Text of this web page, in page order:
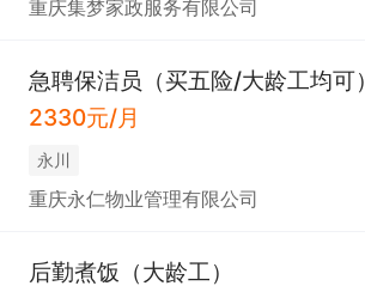
重庆集梦家政服务有限公司
急聘保洁员（买五险/大龄工均可）
2330元/月
永川
重庆永仁物业管理有限公司
后勤煮饭（大龄工）